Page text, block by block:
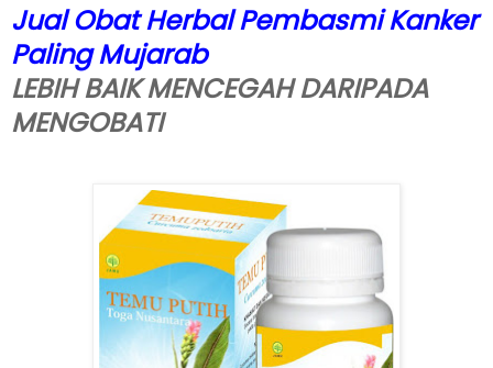
Jual Obat Herbal Pembasmi Kanker
Paling Mujarab
LEBIH BAIK MENCEGAH DARIPADA
MENGOBATI